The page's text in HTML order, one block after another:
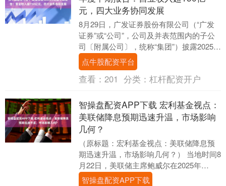
元，四大业务协同发展
8月29日，广发证券股份有限公司（“广发
证券”或“公司”，公司及并表范围内的子公
司〔附属公司〕，统称“集团”）披露2025年
度中期报告。2025年上半年，广发证....
点牛股配资平台
查看： 201 分类： 杠杆配资开户
智操盘配资APP下载 宏利基金视点：
美联储降息预期迅速升温，市场影响
几何？
（原标题：宏利基金视点：美联储降息预
期迅速升温，市场影响几何？） 当地时间8
月22日，美联储主席鲍威尔在2025年
Jackson Hole全球央行年会上意外释放....
智操盘配资APP下载